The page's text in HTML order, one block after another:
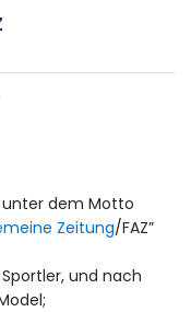
unter dem Motto
Zeitung/FAZ”
Sportler, und nach